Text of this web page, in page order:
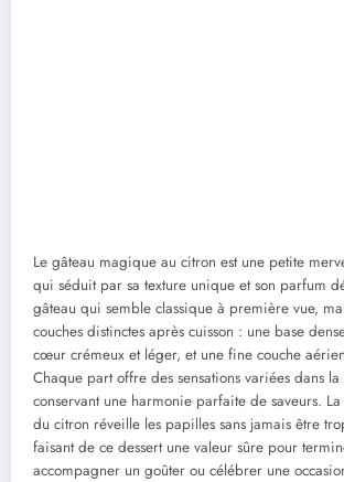
Le gâteau magique au citron est une petite
qui séduit par sa texture unique et son parfum
gâteau qui semble classique à première vue,
couches distinctes après cuisson : une base
cœur crémeux et léger, et une fine couche
Chaque part offre des sensations variées dans la
conservant une harmonie parfaite de saveurs.
du citron réveille les papilles sans jamais être
faisant de ce dessert une valeur sûre pour
accompagner un goûter ou célébrer une